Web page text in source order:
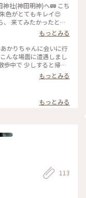
社(神田明神)へ🚃 こち
色がとてもキレイ😍
、 来てみたかったとこ
田明
もっとみる
かりちゃんに会いに行
んな場面に遭遇しまし
歩中で 少しすると帰っ
カポカのお洋服を掛
をパクッと噛んでしま
スを逃しました💧）
直り…と何度も手を差し
固なあかりちゃん
んでした （密かに反
っとお話をしていま
が出来た様で お洋服
平成22（2010）年5月
し毛」といわれ歳をと
ちゃん 頬の辺りの白
気に頑固なことが判
もっとみる
もっとみる
113